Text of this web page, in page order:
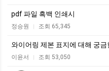
pdf 파일 흑백 인쇄시
정승원 조회 65,345
와이어링 제본 표지에 대해 궁금
이윤서 조회 53,050